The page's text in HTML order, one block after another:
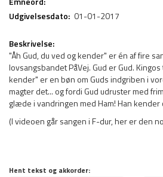
Udgivelsesdato: 01-01-2017
Beskrivelse:
"Åh Gud, du ved og kender" er én af fire
lovsangsbandet PåVej. Gud er Gud.
kender" er en bøn om Guds indgriben i
magter det... og fordi Gud udruster med
glæde i vandringen med Ham! Han kender
(I videoen går sangen i F-dur, her er den
Hent tekst og akkorder: